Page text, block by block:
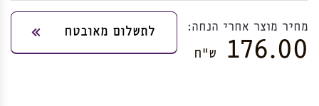
מחיר מוצר אחרי הנחה:
176.00 ש”ח
לתשלום מאובטח